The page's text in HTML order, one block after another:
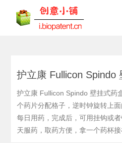
护立康 Fullicon Spindo
护立康 Fullicon Spindo 壁挂式药
个药片分配格子，逆时钟旋转上
每日用药，完成后，可用挂钩或
天服药，取药方便，拿一个药杯接